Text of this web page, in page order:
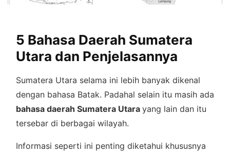
5 Bahasa Daerah Sumatera
Utara dan Penjelasannya
Sumatera Utara selama ini lebih banyak dikenal
dengan bahasa Batak. Padahal selain itu masih ada
bahasa daerah Sumatera Utara yang lain dan itu
tersebar di berbagai wilayah.
Informasi seperti ini penting diketahui khususnya